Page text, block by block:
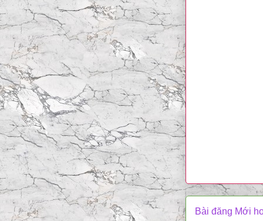
Bài đăng Mới